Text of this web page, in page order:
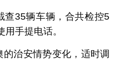
查35辆车辆，合共检控5
手提电话。
治安情势变化，适时调